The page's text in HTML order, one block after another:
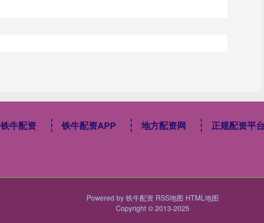
铁牛配资 铁牛配资APP 地方配资网 正规配资平
Powered by 铁牛配资 RSS地图 HTML地图
Copyright © 2013-2025